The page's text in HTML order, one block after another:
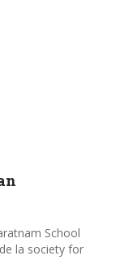
School
la society for